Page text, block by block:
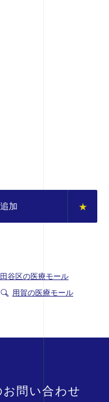
加
谷区の医療モール
用賀の医療モール
問い合わせ